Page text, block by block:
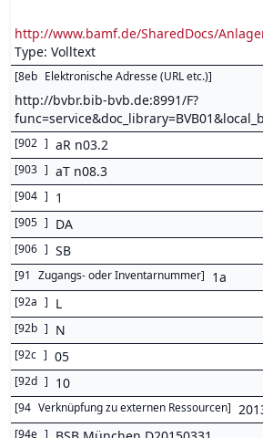
http://www.bamf.de/SharedDocs/
Type: Volltext
[8eb Elektronische Adresse (URL etc.)]
http://bvbr.bib-bvb.de:8991/F?
[902 ] aR n03.2
[903 ] aT n08.3
[904 ] 1
[905 ] DA
[906 ] SB
[91 Zugangs- oder Inventarnummer] 1a
[92a ] L
[92b ] N
[92c ] 05
[92d ] 10
[94 Verknüpfung zu externen Ressourcen]
[94e ]